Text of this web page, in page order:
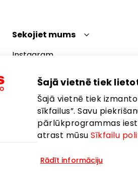
Šajā vietnē tiek
Šajā vietnē tiek
sīkfailus”. Savu
pārlūkprogrammas
atrast mūsu Sīkfailu
Rādīt informāciju
Sekojiet mums
Instagram
YouTube